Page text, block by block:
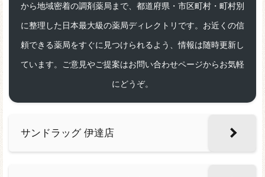
から地域密着の調剤薬局まで、都道府県・市区町村・町村別
に整理した日本最大級の薬局ディレクトリです。お近くの信
頼できる薬局をすぐに見つけられるよう、情報は随時更新し
ています。ご意見やご提案はお問い合わせページからお気軽
にどうぞ。
サンドラッグ 伊達店